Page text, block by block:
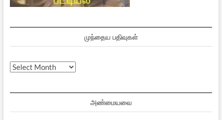
முந்தைய பதிவுகள்
முந்தைய
அண்மையவை